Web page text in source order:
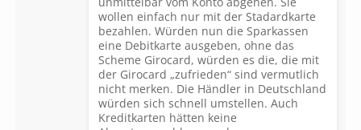
wollen einfach nur mit der Stadardkarte
bezahlen. Würden nun die Sparkassen
eine Debitkarte ausgeben, ohne das
Scheme Girocard, würden es die, die mit
der Girocard „zufrieden“ sind vermutlich
nicht merken. Die Händler in Deutschland
würden sich schnell umstellen. Auch
Kreditkarten hätten keine